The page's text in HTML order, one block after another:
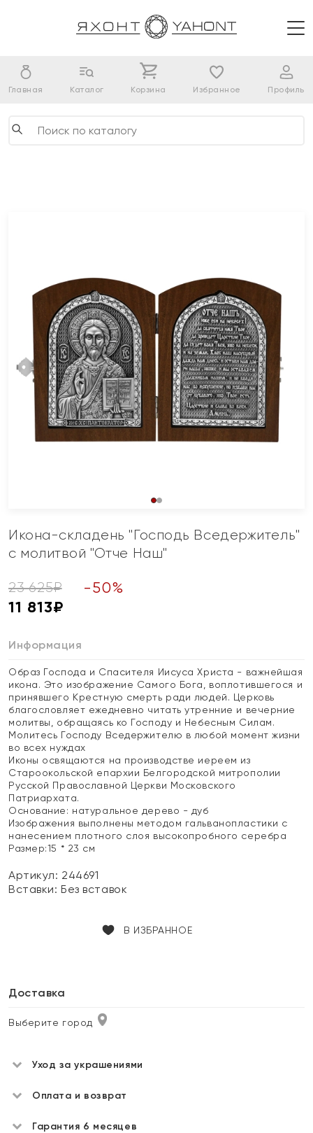
Главная Каталог Корзина Избранное Профиль
Икона-складень "Господь Вседержитель"
с молитвой "Отче Наш"
23 625₽ -50%
11 813₽
Информация
Образ Господа и Спасителя Иисуса Христа - важнейшая
икона. Это изображение Самого Бога, воплотившегося и
принявшего Крестную смерть ради людей. Церковь
благословляет ежедневно читать утренние и вечерние
молитвы, обращаясь ко Господу и Небесным Силам.
Молитесь Господу Вседержителю в любой момент жизни
во всех нуждах
Иконы освящаются на производстве иереем из
Староокольской епархии Белгородской митрополии
Русской Православной Церкви Московского
Патриархата.
Основание: натуральное дерево - дуб
Изображения выполнены методом гальванопластики с
нанесением плотного слоя высокопробного серебра
Размер:15 * 23 см
Артикул: 244691
Вставки:Без вставок
В ИЗБРАННОЕ
Доставка
Выберите город
Уход за украшениями
Оплата и возврат
Гарантия 6 месяцев